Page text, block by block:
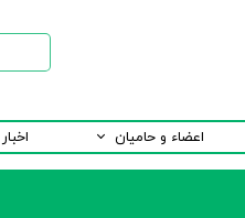
اعضاء و حامیان اخبار